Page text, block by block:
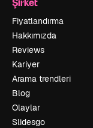
Fiyatlandırma
Hakkımızda
Reviews
Kariyer
Arama trendleri
Blog
Olaylar
Slidesgo